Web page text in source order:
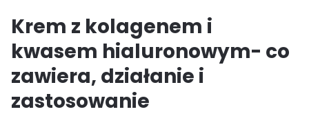
Krem z kolagenem i
kwasem hialuronowym- co
zawiera, działanie i
zastosowanie